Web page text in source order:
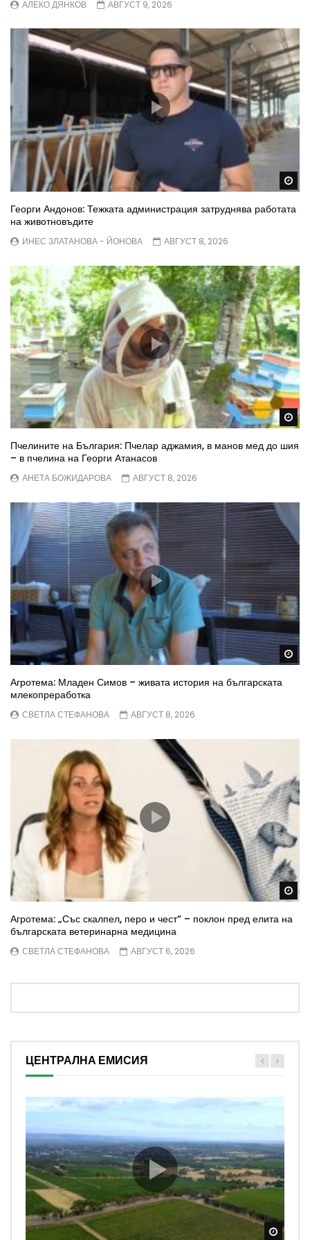
АЛЕКО ДЯНКОВ АВГУСТ 9, 2026
Георги Андонов: Тежката администрация затруднява работата
на животновъдите
ИНЕС ЗЛАТАНОВА - ЙОНОВА АВГУСТ 8, 2026
Пчелините на България: Пчелар аджамия, в манов мед до шия
– в пчелина на Георги Атанасов
АНЕТА БОЖИДАРОВА АВГУСТ 8, 2026
Агротема: Младен Симов – живата история на българската
млекопреработка
СВЕТЛА СТЕФАНОВА АВГУСТ 8, 2026
Агротема: „Със скалпел, перо и чест“ – поклон пред елита на
българската ветеринарна медицина
СВЕТЛА СТЕФАНОВА АВГУСТ 6, 2026
ЦЕНТРАЛНА ЕМИСИЯ